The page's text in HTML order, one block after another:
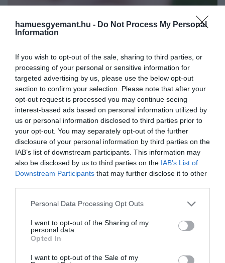
hamuesgyemant.hu - Do Not Process My Personal
Information
If you wish to opt-out of the sale, sharing to third parties, or
processing of your personal or sensitive information for
targeted advertising by us, please use the below opt-out
section to confirm your selection. Please note that after your
opt-out request is processed you may continue seeing
interest-based ads based on personal information utilized by
us or personal information disclosed to third parties prior to
your opt-out. You may separately opt-out of the further
disclosure of your personal information by third parties on the
IAB’s list of downstream participants. This information may
also be disclosed by us to third parties on the IAB’s List of
Downstream Participants that may further disclose it to other
Please note that this website/app uses one or more Google
not limited to your visit or usage behaviour. You may click to
grant or deny consent to Google and its third-party tags to
use your data for below specified purposes in below Google
consent section.
Personal Data Processing Opt Outs
I want to opt-out of the Sharing of my
personal data.
Opted In
I want to opt-out of the Sale of my
Kevés hangulatosabb nyári pillanat van,
mint egy nyugodt este a szabadban. Az
idilli csendet azonban hamar
beárnyékolhatja a szúnyogok
támadnak ugyanolyan mértékben a
vérszívók. A kutatások szerint a rovarok
2026. JÚNIUS 8. ● HAMU ÉS GYÉMÁNT
Egyetlen sör is elég lehet,
hogy gyakrabban csípjenek a…